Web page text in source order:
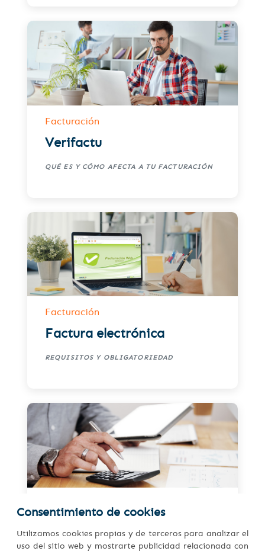
Consentimiento de cookies
Utilizamos cookies propias y de terceros para analizar el
uso del sitio web y mostrarte publicidad relacionada con
Facturación
Verifactu
QUÉ ES Y CÓMO AFECTA A TU FACTURACIÓN
Facturación
Factura electrónica
REQUISITOS Y OBLIGATORIEDAD
nube